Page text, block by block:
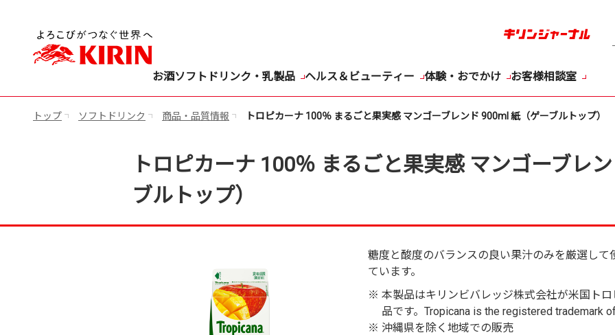
お酒ソフトドリンク・乳製品 ヘルス＆ビューティー 体験・おでかけ お客様相談室
トップ ソフトドリンク 商品・品質情報 トロピカーナ 100％ まるごと果実感 マンゴーブレンド 900ml 紙（ゲーブルトップ）
トロピカーナ 100％ まるごと果実感 マンゴーブレ
ブルトップ）
糖度と酸度のバランスの良い果汁のみを厳選し
ています。
※ 本製品はキリンビバレッジ株式会社が米国ト
品です。Tropicana is the registered trademark
※ 沖縄県を除く地域での販売